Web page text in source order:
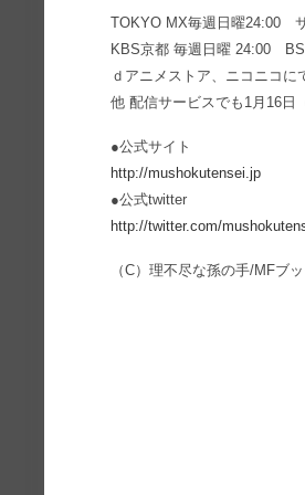
TOKYO MX毎週日曜24:00
KBS京都 毎週日曜 24:00
ｄアニメストア、ニコニコに
他 配信サービスでも1月16日
●公式サイト
http://mushokutensei.jp
●公式twitter
http://twitter.com/
（C）理不尽な孫の手/MFブ